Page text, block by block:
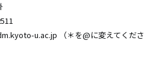
u.ac.jp （＊を@に変えてくださ